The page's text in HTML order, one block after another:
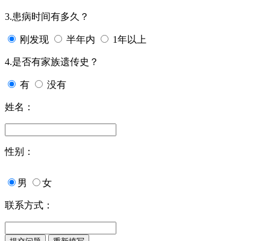
3.患病时间有多久？
刚发现 半年内 1年以上
4.是否有家族遗传史？
有 没有
姓名：
性别：
男 女
联系方式：